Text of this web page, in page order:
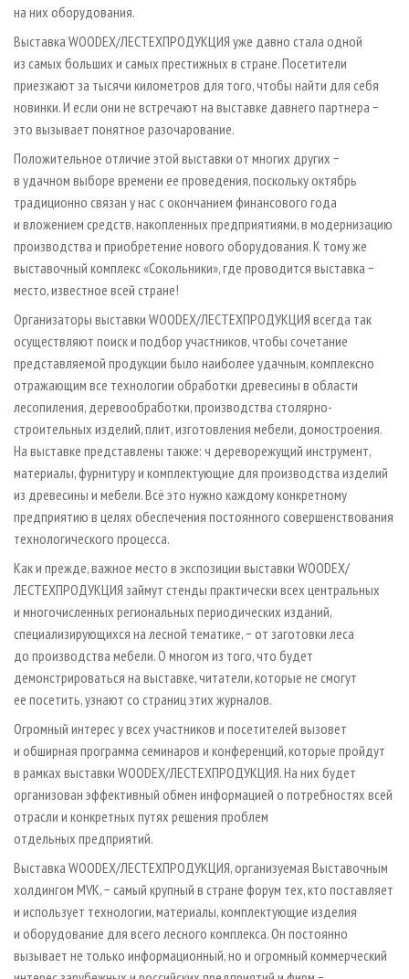
на них оборудования.
Выставка WOODEX/ЛЕСТЕХПРОДУКЦИЯ уже давно стала одной
из самых больших и самых престижных в стране. Посетители
приезжают за тысячи километров для того, чтобы найти для себя
новинки. И если они не встречают на выставке давнего партнера −
это вызывает понятное разочарование.
Положительное отличие этой выставки от многих других −
в удачном выборе времени ее проведения, поскольку октябрь
традиционно связан у нас с окончанием финансового года
и вложением средств, накопленных предприятиями, в модернизацию
производства и приобретение нового оборудования. К тому же
выставочный комплекс «Сокольники», где проводится выставка −
место, известное всей стране!
Организаторы выставки WOODEX/ЛЕСТЕХПРОДУКЦИЯ всегда так
осуществляют поиск и подбор участников, чтобы сочетание
представляемой продукции было наиболее удачным, комплексно
отражающим все технологии обработки древесины в области
лесопиления, деревообработки, производства столярно-
строительных изделий, плит, изготовления мебели, домостроения.
На выставке представлены также: ч дереворежущий инструмент,
материалы, фурнитуру и комплектующие для производства изделий
из древесины и мебели. Всё это нужно каждому конкретному
предприятию в целях обеспечения постоянного совершенствования
технологического процесса.
Как и прежде, важное место в экспозиции выставки WOODEX/
ЛЕСТЕХПРОДУКЦИЯ займут стенды практически всех центральных
и многочисленных региональных периодических изданий,
специализирующихся на лесной тематике, − от заготовки леса
до производства мебели. О многом из того, что будет
демонстрироваться на выставке, читатели, которые не смогут
ее посетить, узнают со страниц этих журналов.
Огромный интерес у всех участников и посетителей вызовет
и обширная программа семинаров и конференций, которые пройдут
в рамках выставки WOODEX/ЛЕСТЕХПРОДУКЦИЯ. На них будет
организован эффективный обмен информацией о потребностях всей
отрасли и конкретных путях решения проблем
отдельных предприятий.
Выставка WOODEX/ЛЕСТЕХПРОДУКЦИЯ, организуемая Выставочным
холдингом MVK, − самый крупный в стране форум тех, кто поставляет
и использует технологии, материалы, комплектующие изделия
и оборудование для всего лесного комплекса. Он постоянно
вызывает не только информационный, но и огромный коммерческий